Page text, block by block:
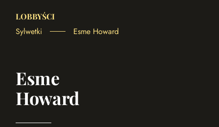
LOBBYŚCI
Sylwetki Esme Howard
Esme
Howard